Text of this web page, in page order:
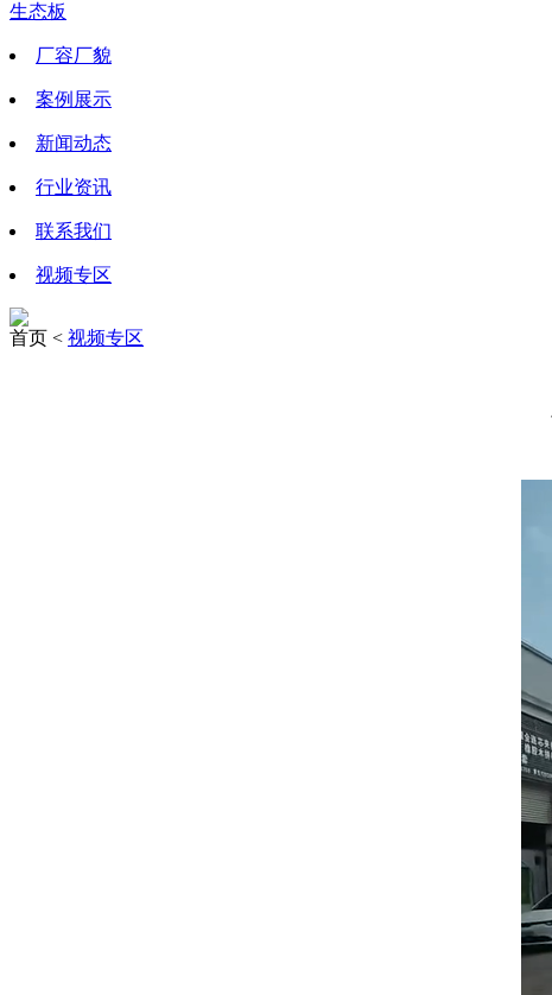
生态板
厂容厂貌
案例展示
新闻动态
行业资讯
联系我们
视频专区
首页 < 视频专区